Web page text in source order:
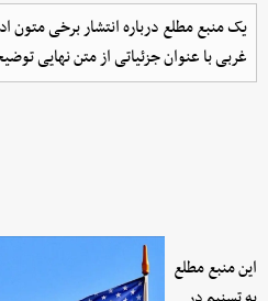
یک منبع مطلع درباره انتشار برخی متون
غربی با عنوان جزئیاتی از متن نهایی
این منبع مطلع